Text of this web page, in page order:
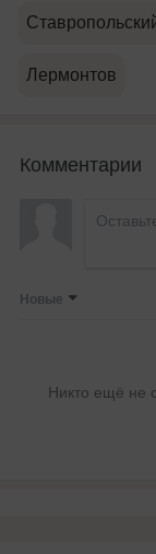
Лермонтов
Комментарии
Новые
Никто ещё не